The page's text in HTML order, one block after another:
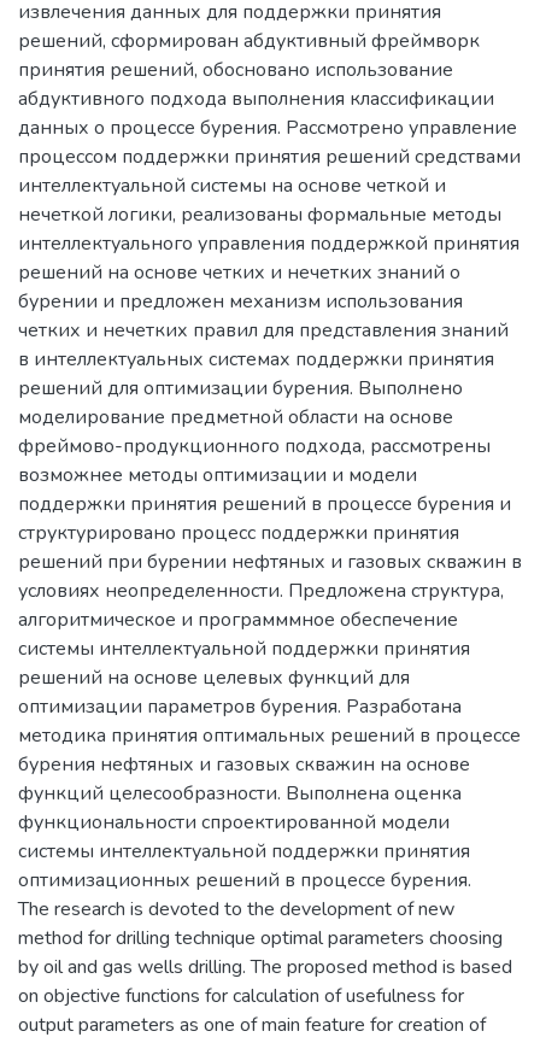
извлечения данных для поддержки принятия
решений, сформирован абдуктивный фреймворк
принятия решений, обосновано использование
абдуктивного подхода выполнения классификации
данных о процессе бурения. Рассмотрено управление
процессом поддержки принятия решений средствами
интеллектуальной системы на основе четкой и
нечеткой логики, реализованы формальные методы
интеллектуального управления поддержкой принятия
решений на основе четких и нечетких знаний о
бурении и предложен механизм использования
четких и нечетких правил для представления знаний
в интеллектуальных системах поддержки принятия
решений для оптимизации бурения. Выполнено
моделирование предметной области на основе
фреймово-продукционного подхода, рассмотрены
возможнее методы оптимизации и модели
поддержки принятия решений в процессе бурения и
структурировано процесс поддержки принятия
решений при бурении нефтяных и газовых скважин в
условиях неопределенности. Предложена структура,
алгоритмическое и программмное обеспечение
системы интеллектуальной поддержки принятия
решений на основе целевых функций для
оптимизации параметров бурения. Разработана
методика принятия оптимальных решений в процессе
бурения нефтяных и газовых скважин на основе
функций целесообразности. Выполнена оценка
функциональности спроектированной модели
системы интеллектуальной поддержки принятия
оптимизационных решений в процессе бурения.
The research is devoted to the development of new
method for drilling technique optimal parameters choosing
by oil and gas wells drilling. The proposed method is based
on objective functions for calculation of usefulness for
output parameters as one of main feature for creation of